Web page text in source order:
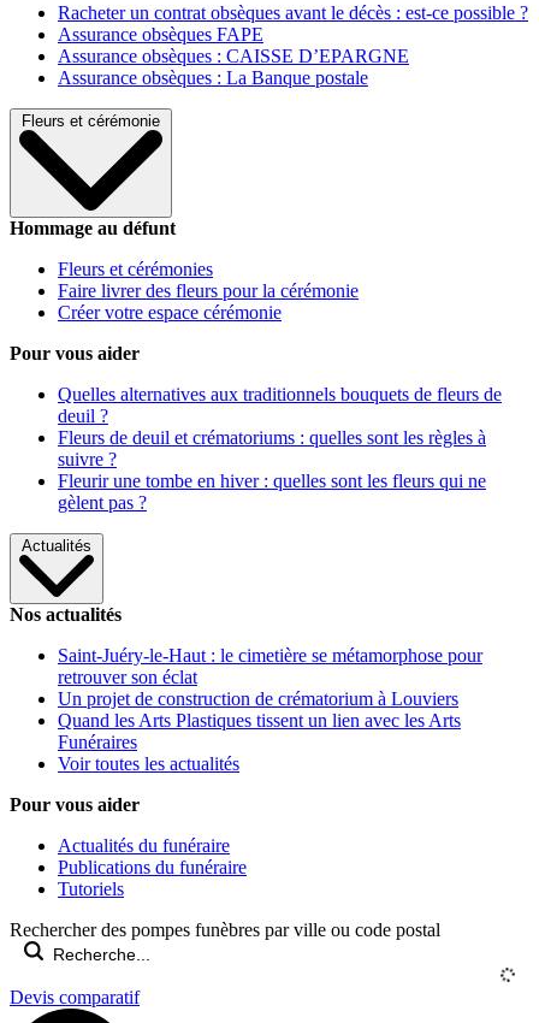
Racheter un contrat obsèques avant le décès : est-ce possible ?
Assurance obsèques FAPE
Assurance obsèques : CAISSE D’EPARGNE
Assurance obsèques : La Banque postale
Fleurs et cérémonie
Hommage au défunt
Fleurs et cérémonies
Faire livrer des fleurs pour la cérémonie
Créer votre espace cérémonie
Pour vous aider
Quelles alternatives aux traditionnels bouquets de fleurs de
deuil ?
Fleurs de deuil et crématoriums : quelles sont les règles à
suivre ?
Fleurir une tombe en hiver : quelles sont les fleurs qui ne
gèlent pas ?
Actualités
Nos actualités
Saint-Juéry-le-Haut : le cimetière se métamorphose pour
retrouver son éclat
Un projet de construction de crématorium à Louviers
Quand les Arts Plastiques tissent un lien avec les Arts
Funéraires
Voir toutes les actualités
Pour vous aider
Actualités du funéraire
Publications du funéraire
Tutoriels
Rechercher des pompes funèbres par ville ou code postal
Devis comparatif